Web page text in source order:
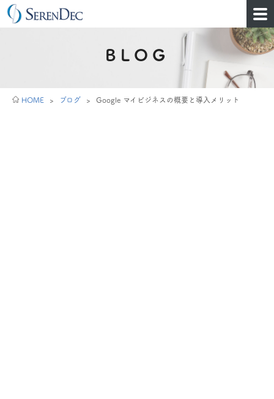
BLOG
HOME > ブログ > Google マイビジネスの概要と導入メリット